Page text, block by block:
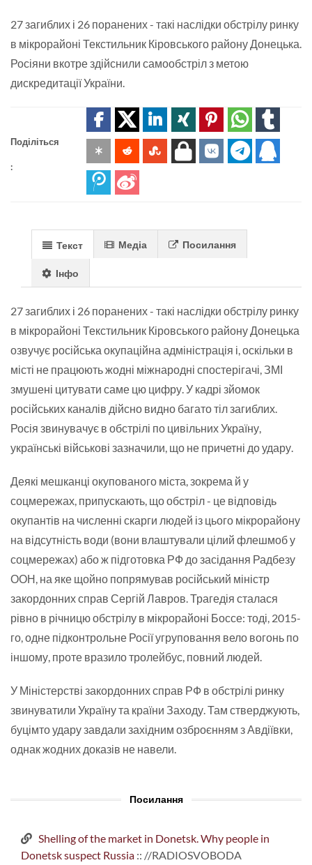
27 загиблих і 26 поранених - такі наслідки обстрілу ринку
в мікрорайоні Текстильник Кіровського району Донецька.
Росіяни вкотре здійснили самообстріл з метою
дискредитації України.
Поділіться
:
Текст Медіа Посилання
Інфо
27 загиблих і 26 поранених - такі наслідки обстрілу ринку
в мікрорайоні Текстильник Кіровського району Донецька
озвучує російська окупаційна адміністрація і, оскільки в
місті не працюють жодні міжнародні спостерігачі, ЗМІ
змушені цитувати саме цю цифру. У кадрі зйомок
російських каналів дійсно видно багато тіл загиблих.
Росія звинувачує в обстрілі по цивільних Україну,
українські військові зазначили, що не причетні до удару.
Деякі мешканці окупованого міста, зокрема й у
соцмережах, припускають, що обстріл - це відповідь
окупантів на численні скарги людей із цього мікрорайону
на відсутність води (вони влаштували цілий флешмоб у
соцмережах) або ж підготовка РФ до засідання Радбезу
ООН, на яке щойно попрямував російський міністр
закордонних справ Сергій Лавров. Трагедія сталася
рівно в річницю обстрілу в мікрорайоні Боссе: тоді, 2015-
го, одне підконтрольне Росії угруповання вело вогонь по
іншому, проте вразило тролейбус, повний людей.
У Міністерстві закордонних справ РФ в обстрілі ринку
звинуватили Україну та країни Заходу. Там стверджують,
буцімто удару завдали західним озброєнням з Авдіївки,
однак жодних доказів не навели.
Посилання
Shelling of the market in Donetsk. Why people in
Donetsk suspect Russia :: //RADIOSVOBODA